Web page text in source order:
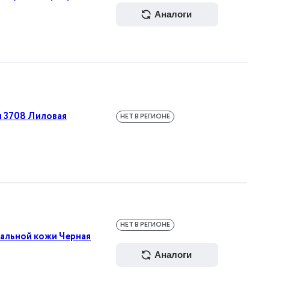
аналоги
3708 Лиловая НЕТ В РЕГИОНЕ
кожи Черная
НЕТ В РЕГИОНЕ
аналоги